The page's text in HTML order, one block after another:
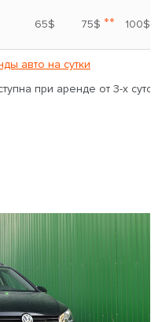
65$ 75$ ** 100$
авто на сутки
при аренде от 3-х суток